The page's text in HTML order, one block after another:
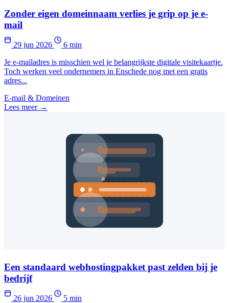
Zonder eigen domeinnaam verlies je grip op je e-
mail
29 jun 2026
6 min
Je e-mailadres is misschien wel je belangrijkste digitale visitekaartje.
Toch werken veel ondernemers in Enschede nog met een gratis
adres...
E-mail & Domeinen
Lees meer →
Een standaard webhostingpakket past zelden bij je
bedrijf
26 jun 2026
5 min